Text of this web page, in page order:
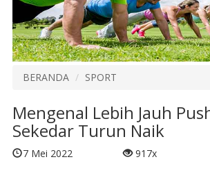
BERANDA SPORT
Mengenal Lebih Jauh
Sekedar Turun Naik
7 Mei 2022 917x